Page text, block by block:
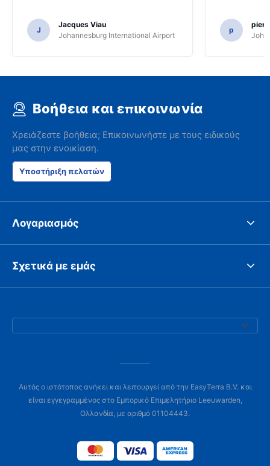
J
Jacques Viau
Johannesburg International Airport
p
Βοήθεια και επικοινωνία
Χρειάζεστε βοήθεια; Επικοινωνήστε με τους ειδικούς
μας στην ενοικίαση.
Υποστήριξη πελατών
Λογαριασμός
Σχετικά με εμάς
Αυτός ο ιστότοπος ανήκει και λειτουργεί από την EasyTerra B.V. και
είναι εγγεγραμμένος στο Εμπορικό Επιμελητήριο Leeuwarden,
Ολλανδία, με αριθμό 01104443.